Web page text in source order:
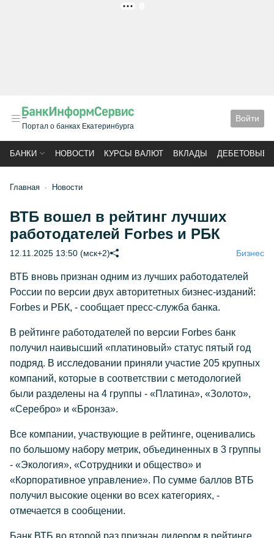
Портал о банках Екатеринбурга
Войти
БАНКИ НОВОСТИ КУРСЫ ВАЛЮТ ВКЛАДЫ ДЕБЕТОВЫЕ
Главная Новости
ВТБ вошел в рейтинг лучших
работодателей Forbes и РБК
12.11.2025 13:50 (мск+2) Бизнес
ВТБ вновь признан одним из лучших работодателей
России по версии двух авторитетных бизнес-изданий:
Forbes и РБК, - сообщает пресс-служба банка.
В рейтинге работодателей по версии Forbes банк
получил наивысший «платиновый» статус пятый год
подряд. В исследовании приняли участие 205 крупных
компаний, которые в соответствии с методологией
были разделены на 4 группы - «Платина», «Золото»,
«Серебро» и «Бронза».
Все компании, участвующие в рейтинге, оценивались
по большому набору метрик, объединенных в 3 группы
- «Экология», «Сотрудники и общество» и
«Корпоративное управление». По сумме баллов ВТБ
получил высокие оценки во всех категориях, -
отмечается в сообщении.
Банк ВТБ во второй раз признан лидером в рейтинге